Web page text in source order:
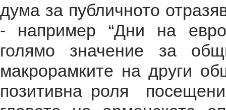
дума за публичното
- например “Дни на
голямо значение за
макрорамките на други
позитивна роля